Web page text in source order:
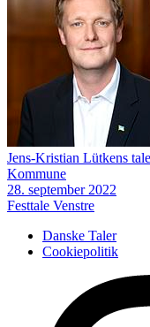
Jens-Kristian Lütkens
Kommune
28. september 2022
Festtale Venstre
Danske Taler
Cookiepolitik